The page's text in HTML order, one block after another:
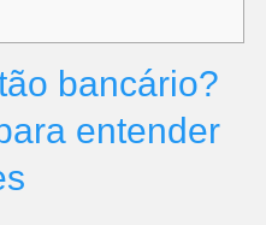
bancário?
entender